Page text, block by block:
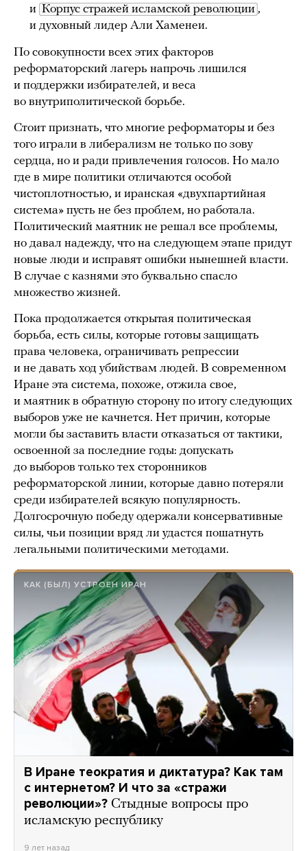
и Корпус стражей исламской революции ,
и духовный лидер Али Хаменеи.
По совокупности всех этих факторов
реформаторский лагерь напрочь лишился
и поддержки избирателей, и веса
во внутриполитической борьбе.
Стоит признать, что многие реформаторы и без
того играли в либерализм не только по зову
сердца, но и ради привлечения голосов. Но мало
где в мире политики отличаются особой
чистоплотностью, и иранская «двухпартийная
система» пусть не без проблем, но работала.
Политический маятник не решал все проблемы,
но давал надежду, что на следующем этапе придут
новые люди и исправят ошибки нынешней власти.
В случае с казнями это буквально спасло
множество жизней.
Пока продолжается открытая политическая
борьба, есть силы, которые готовы защищать
права человека, ограничивать репрессии
и не давать ход убийствам людей. В современном
Иране эта система, похоже, отжила свое,
и маятник в обратную сторону по итогу следующих
выборов уже не качнется. Нет причин, которые
могли бы заставить власти отказаться от тактики,
освоенной за последние годы: допускать
до выборов только тех сторонников
реформаторской линии, которые давно потеряли
среди избирателей всякую популярность.
Долгосрочную победу одержали консервативные
силы, чьи позиции вряд ли удастся пошатнуть
легальными политическими методами.
КАК (БЫЛ) УСТРОЕН ИРАН
В Иране теократия и диктатура? Как там
с интернетом? И что за «стражи
революции»? Стыдные вопросы про
исламскую республику
9 лет назад